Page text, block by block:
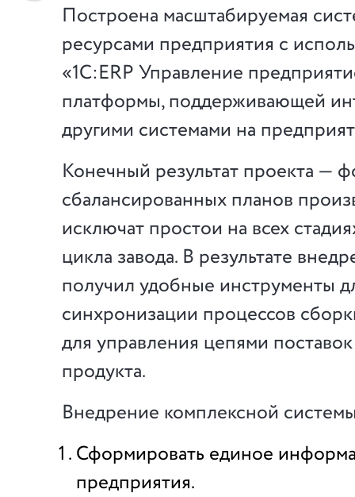
Построена масштабируемая
ресурсами предприятия с
«1С:ERP Управление
платформы, поддерживающей
другими системами на
Конечный результат проекта —
сбалансированных планов
исключат простои на всех
цикла завода. В результате
получил удобные инструменты
синхронизации процессов
для управления цепями
продукта.
Внедрение комплексной
Сформировать единое
предприятия.